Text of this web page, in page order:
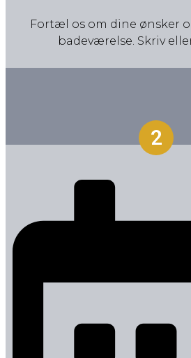
Fortæl os om dine ønsker
badeværelse. Skriv
2